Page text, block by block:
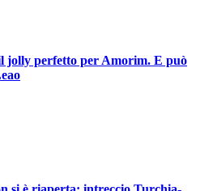
jolly perfetto per Amorim. E può